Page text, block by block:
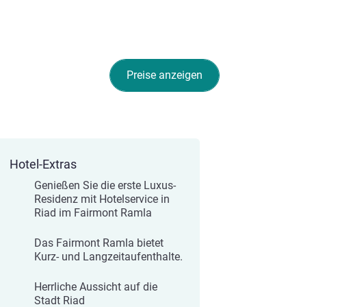
Preise anzeigen
Hotel-Extras
Genießen Sie die erste Luxus-
Residenz mit Hotelservice in
Riad im Fairmont Ramla
Das Fairmont Ramla bietet
Kurz- und Langzeitaufenthalte.
Herrliche Aussicht auf die
Stadt Riad